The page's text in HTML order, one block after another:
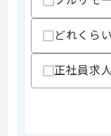
どれくら
正社員求